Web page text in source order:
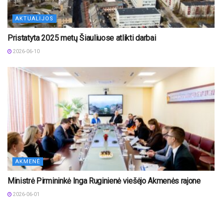
AKTUALIJOS
Pristatyta 2025 metų Šiauliuose atlikti darbai
2026-06-10
AKMENĖ
Ministrė Pirmininkė Inga Ruginienė viešėjo Akmenės rajone
2026-06-01